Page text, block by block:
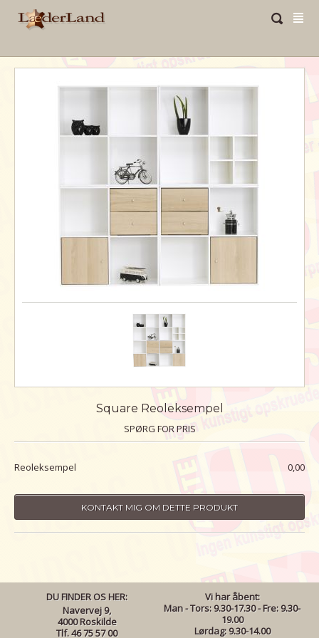
Square Reoleksempel
SPØRG FOR PRIS
Reoleksempel 0,00
KONTAKT MIG OM DETTE PRODUKT
DU FINDER OS HER:
Navervej 9,
4000 Roskilde
Tlf. 46 75 57 00
Vi har åbent:
Man - Tors: 9.30-17.30 - Fre: 9.30-
19.00
Lørdag: 9.30-14.00